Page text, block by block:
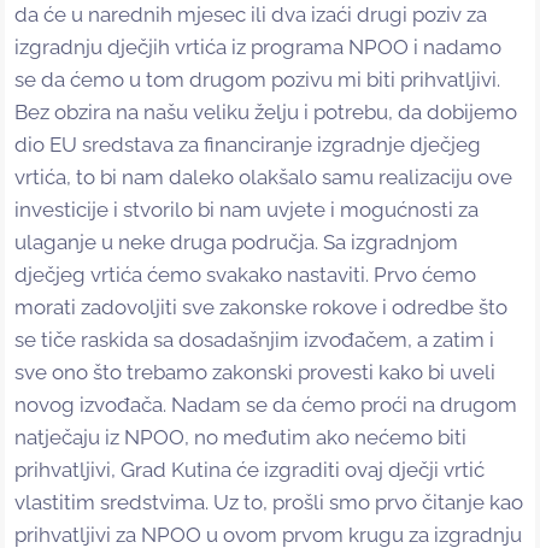
da će u narednih mjesec ili dva izaći drugi poziv za
izgradnju dječjih vrtića iz programa NPOO i nadamo
se da ćemo u tom drugom pozivu mi biti prihvatljivi.
Bez obzira na našu veliku želju i potrebu, da dobijemo
dio EU sredstava za financiranje izgradnje dječjeg
vrtića, to bi nam daleko olakšalo samu realizaciju ove
investicije i stvorilo bi nam uvjete i mogućnosti za
ulaganje u neke druga područja. Sa izgradnjom
dječjeg vrtića ćemo svakako nastaviti. Prvo ćemo
morati zadovoljiti sve zakonske rokove i odredbe što
se tiče raskida sa dosadašnjim izvođačem, a zatim i
sve ono što trebamo zakonski provesti kako bi uveli
novog izvođača. Nadam se da ćemo proći na drugom
natječaju iz NPOO, no međutim ako nećemo biti
prihvatljivi, Grad Kutina će izgraditi ovaj dječji vrtić
vlastitim sredstvima. Uz to, prošli smo prvo čitanje kao
prihvatljivi za NPOO u ovom prvom krugu za izgradnju